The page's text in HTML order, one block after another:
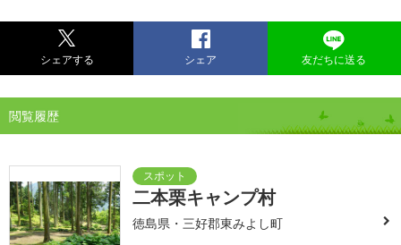
シェアする シェア 友だちに送る
閲覧履歴
二本栗キャンプ村
徳島県・三好郡東みよし町